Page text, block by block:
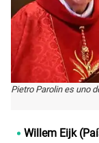
Pietro Parolin es uno
Willem Eijk